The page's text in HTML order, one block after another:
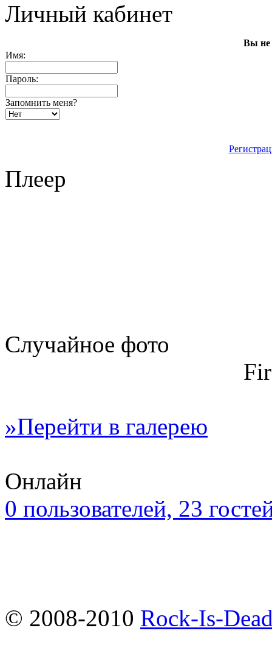
Личный кабинет
Вы не
Имя:
Пароль:
Запомнить меня?
Плеер
Случайное фото
»Перейти в галерею
Онлайн
0 пользователей, 23
© 2008-2010 Rock-Is-